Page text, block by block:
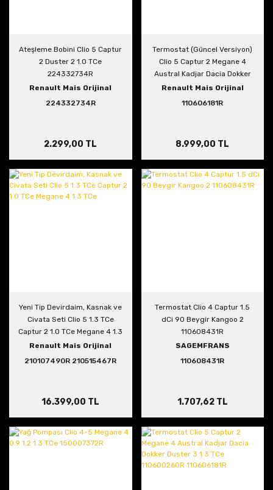
Ateşleme Bobini Clio 5 Captur
2 Duster 2 1.0 TCe
224332734R
Renault Mais Orijinal
224332734R
2.299,00 TL
Termostat (Güncel Versiyon)
Clio 5 Captur 2 Megane 4
Austral Kadjar Dacia Dokker
Duster 3 1.3 TCe 110606181R
Renault Mais Orijinal
110606181R
8.999,00 TL
Yeni Tip Devirdaim, Kasnak ve
Civata Seti Clio 5 1.3 TCe
Captur 2 1.0 TCe Megane 4 1.3
TCe
Renault Mais Orijinal
210107490R 210515467R
16.399,00 TL
Termostat Clio 4 Captur 1.5
dCi 90 Beygir Kangoo 2
110608431R
SAGEMFRANS
110608431R
1.707,62 TL